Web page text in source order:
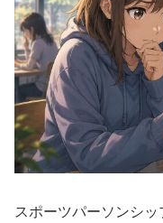
スポーツパーソンシ